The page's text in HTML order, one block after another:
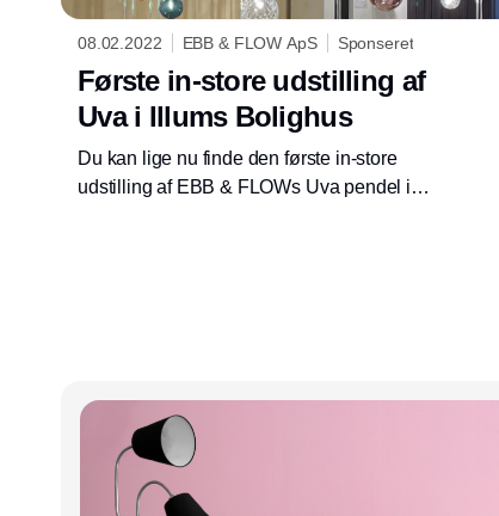
08.02.2022 EBB & FLOW ApS Sponseret
Første in-store udstilling af
Uva i Illums Bolighus
Du kan lige nu finde den første in-store
udstilling af EBB & FLOWs Uva pendel i